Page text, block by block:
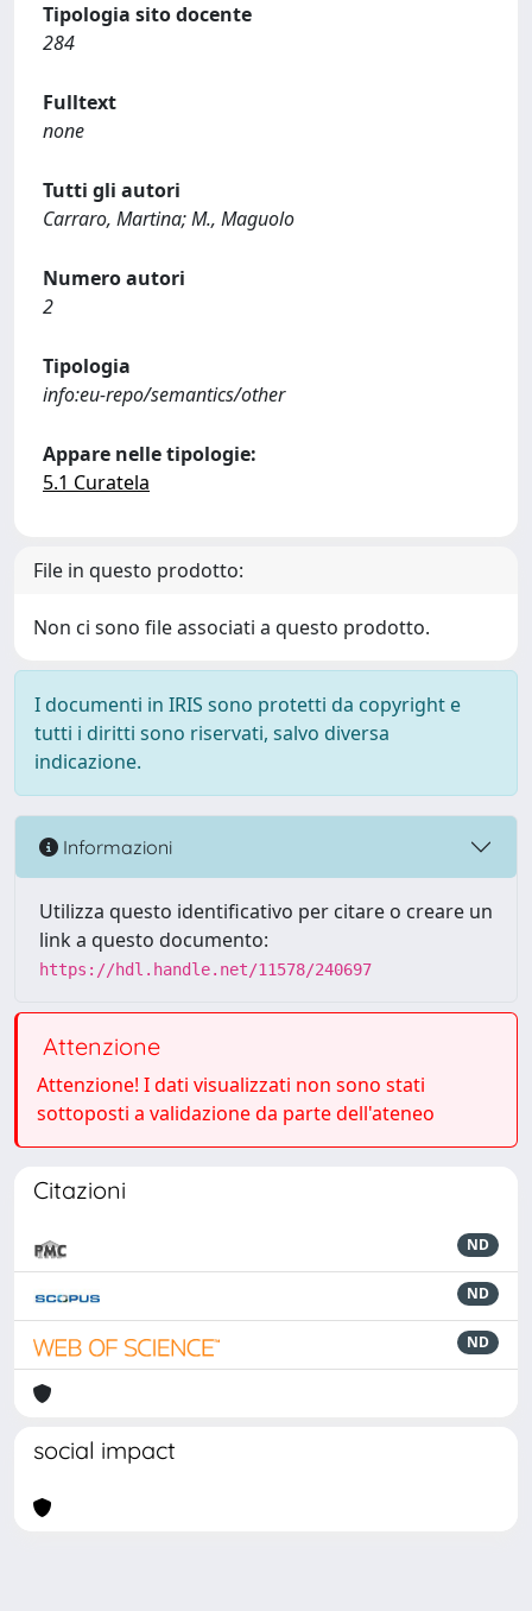
Tipologia sito docente
284
Fulltext
none
Tutti gli autori
Carraro, Martina; M., Maguolo
Numero autori
2
Tipologia
info:eu-repo/semantics/other
Appare nelle tipologie:
5.1 Curatela
File in questo prodotto:
Non ci sono file associati a questo prodotto.
I documenti in IRIS sono protetti da copyright e
tutti i diritti sono riservati, salvo diversa
indicazione.
Informazioni
Utilizza questo identificativo per citare o creare un
link a questo documento:
https://hdl.handle.net/11578/240697
Attenzione
Attenzione! I dati visualizzati non sono stati
sottoposti a validazione da parte dell'ateneo
Citazioni
ND
ND
ND
social impact